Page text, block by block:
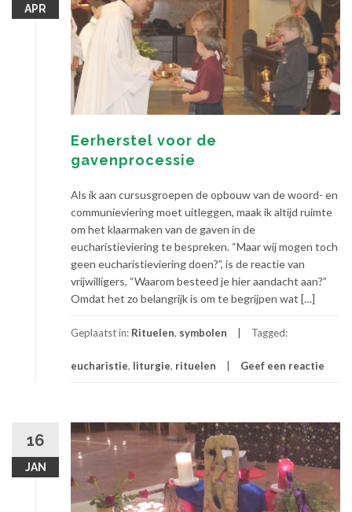
APR
Eerherstel voor de
gavenprocessie
Als ik aan cursusgroepen de opbouw van de woord- en
communieviering moet uitleggen, maak ik altijd ruimte
om het klaarmaken van de gaven in de
eucharistieviering te bespreken. “Maar wij mogen toch
geen eucharistieviering doen?”, is de reactie van
vrijwilligers, “Waarom besteed je hier aandacht aan?”
Omdat het zo belangrijk is om te begrijpen wat […]
Geplaatst in: Rituelen, symbolen Tagged:
eucharistie, liturgie, rituelen Geef een reactie
16
JAN